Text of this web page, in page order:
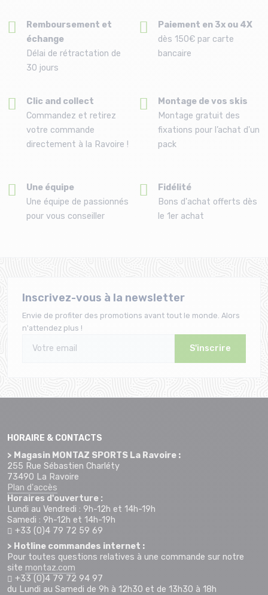
Remboursement et
échange
Délai de rétractation de
30 jours
Paiement en 3x ou 4X
dès 150€ par carte
bancaire
Clic and collect
Commandez et retirez
votre commande
directement à la Ravoire !
Montage de vos skis
Montage gratuit des
fixations pour l’achat d'un
pack
Une équipe
Une équipe de passionnés
pour vous conseiller
Fidélité
Bons d'achat offerts dès
le 1er achat
Inscrivez-vous à la newsletter
Envie de profiter des promotions avant tout le monde. Alors
n'attendez plus !
S'inscrire
HORAIRE & CONTACTS
> Magasin MONTAZ SPORTS La Ravoire :
255 Rue Sébastien Charléty
73490 La Ravoire
Plan d'accès
Horaires d'ouverture :
Lundi au Vendredi : 9h-12h et 14h-19h
Samedi : 9h-12h et 14h-19h
+33 (0)4 79 72 59 69
> Hotline commandes internet :
Pour toutes questions relatives à une commande sur notre
site montaz.com
+33 (0)4 79 72 94 97
du Lundi au Samedi de 9h à 12h30 et de 13h30 à 18h